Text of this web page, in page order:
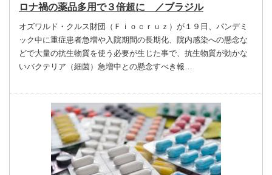
ロナ禍の薬品多用で３倍超に ／ブラジル
オズワルド・クルス財団（Ｆｉｏｃｒｕｚ）が１９日、パンデミ
ック中に重症患者急増や入院期間の長期化、院内感染への懸念な
どで大量の抗生物質を使う必要が生じた事で、抗生物質が効かな
いバクテリア（細菌）急増中との懸念すべき報…